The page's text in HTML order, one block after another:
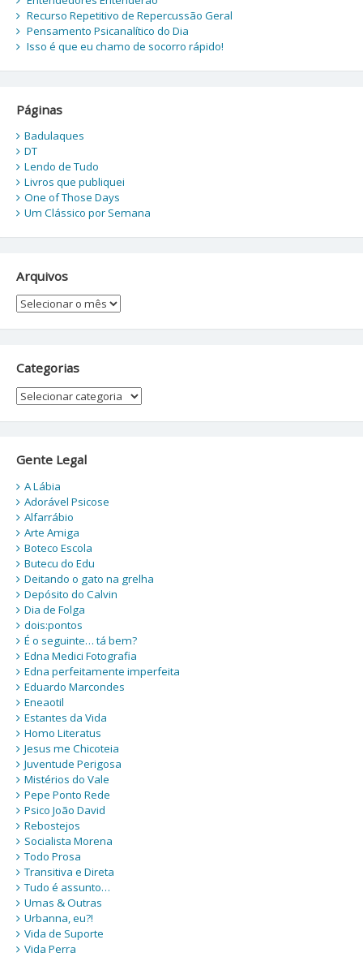
Recurso Repetitivo de Repercussão Geral
Pensamento Psicanalítico do Dia
Isso é que eu chamo de socorro rápido!
Páginas
Badulaques
DT
Lendo de Tudo
Livros que publiquei
One of Those Days
Um Clássico por Semana
Arquivos
Arquivos
Categorias
Categorias
Gente Legal
A Lábia
Adorável Psicose
Alfarrábio
Arte Amiga
Boteco Escola
Butecu do Edu
Deitando o gato na grelha
Depósito do Calvin
Dia de Folga
dois:pontos
É o seguinte… tá bem?
Edna Medici Fotografia
Edna perfeitamente imperfeita
Eduardo Marcondes
Eneaotil
Estantes da Vida
Homo Literatus
Jesus me Chicoteia
Juventude Perigosa
Mistérios do Vale
Pepe Ponto Rede
Psico João David
Rebostejos
Socialista Morena
Todo Prosa
Transitiva e Direta
Tudo é assunto…
Umas & Outras
Urbanna, eu?!
Vida de Suporte
Vida Perra